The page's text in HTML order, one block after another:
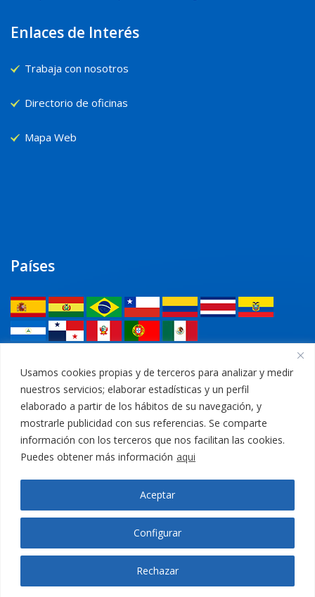
Usamos cookies propias y de terceros para analizar y medir
nuestros servicios; elaborar estadísticas y un perfil
elaborado a partir de los hábitos de su navegación, y
mostrarle publicidad con sus referencias. Se comparte
información con los terceros que nos facilitan las cookies.
Puedes obtener más información aqui
Configurar
Rechazar
Aceptar
Enlaces de Interés
Trabaja con nosotros
Directorio de oficinas
Mapa Web
Países
Legal
Política de privacidad
Aviso Legal
CEMOSA. All rights reserved.